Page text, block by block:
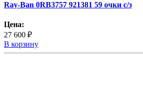
Ray-Ban 0RB3757 921381 59 очки с/з
Цена:
27 600 ₽
В корзину